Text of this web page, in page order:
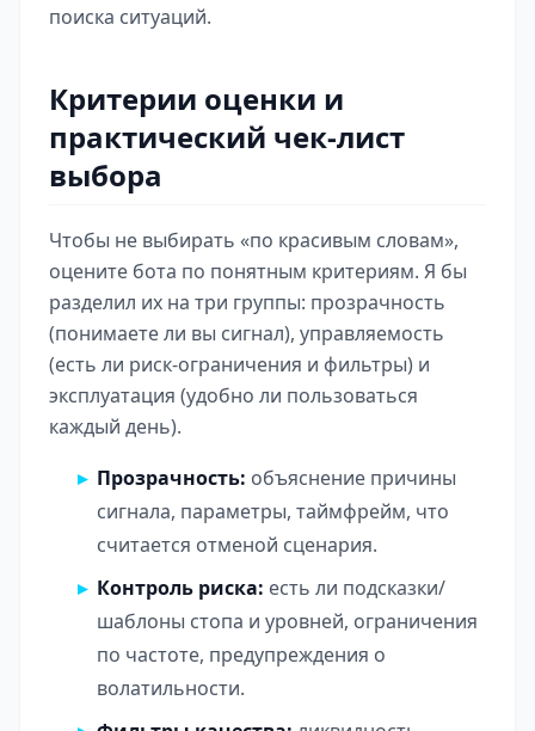
поиска ситуаций.
Критерии оценки и
практический чек-лист
выбора
Чтобы не выбирать «по красивым словам»,
оцените бота по понятным критериям. Я бы
разделил их на три группы: прозрачность
(понимаете ли вы сигнал), управляемость
(есть ли риск-ограничения и фильтры) и
эксплуатация (удобно ли пользоваться
каждый день).
Прозрачность: объяснение причины
сигнала, параметры, таймфрейм, что
считается отменой сценария.
Контроль риска: есть ли подсказки/
шаблоны стопа и уровней, ограничения
по частоте, предупреждения о
волатильности.